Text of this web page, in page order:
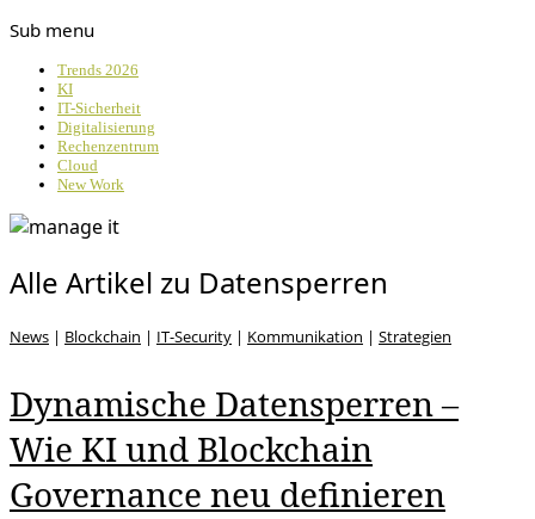
Sub menu
Trends 2026
KI
IT-Sicherheit
Digitalisierung
Rechenzentrum
Cloud
New Work
Alle Artikel zu Datensperren
News | Blockchain | IT-Security | Kommunikation | Strategien
Dynamische Datensperren –
Wie KI und Blockchain
Governance neu definieren